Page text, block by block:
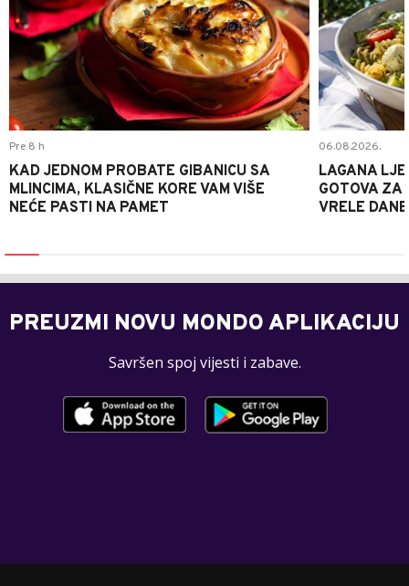
Pre 8 h
KAD JEDNOM PROBATE GIBANICU SA
MLINCIMA, KLASIČNE KORE VAM VIŠE
NEĆE PASTI NA PAMET
06.08.2026.
LAGANA
GOTOVA ZA
VRELE DANE
PREUZMI NOVU MONDO APLIKACIJU
Savršen spoj vijesti i zabave.